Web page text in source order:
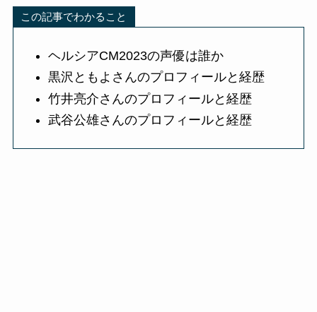
この記事でわかること
ヘルシアCM2023の声優は誰か
黒沢ともよさんのプロフィールと経歴
竹井亮介さんのプロフィールと経歴
武谷公雄さんのプロフィールと経歴